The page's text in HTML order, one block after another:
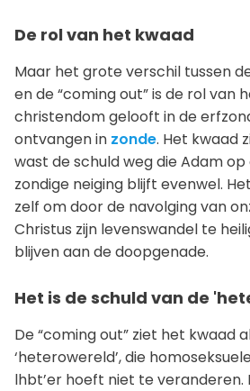
De rol van het kwaad
Maar het grote verschil tussen
en de “coming out” is de rol van
christendom gelooft in de
ontvangen in zonde. Het kwaad
wast de schuld weg die Adam op
zondige neiging blijft evenwel.
zelf om door de navolging van
Christus zijn levenswandel te
blijven aan de doopgenade.
Het is de schuld van de
De “coming out” ziet het kwaad
‘heterowereld’, die
lhbt’er hoeft niet te veranderen.